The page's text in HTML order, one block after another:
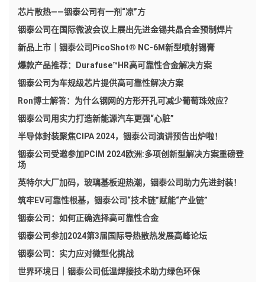
芯片散热——铟泰公司有一剂“凉”方
铟泰公司在国际微波会议上展出先进金锡共晶合金预制焊片
新品上市｜铟泰公司PicoShot® NC-6M新型喷射锡膏
爆款产品推荐：Durafuse™HR高可靠性合金解决方案
铟泰公司为车规级芯片提供高可靠性解决方案
Ron博士解答：为什么钢网的方形开孔可减少葡萄珠效应？
铟泰公司用实力打造新能源汽车更强“心脏”
半导体封装聚焦CIPA 2024，铟泰公司演讲预告出炉啦！
铟泰公司受邀参加PCIM 2024欧洲:多项创新型解决方案重磅登
场
英特尔大厂加码，玻璃基板迎热潮，铟泰公司助力先进封装！
筑牢EV可靠性根基，铟泰公司“技术链”赋能“产业链”
铟泰公司：如何正确选择高可靠性合金
铟泰公司参加2024第3届国际导热散热发展高峰论坛
铟泰公司：实力应对微型化挑战
世界环境日｜铟泰公司低温焊接技术助力绿色环保